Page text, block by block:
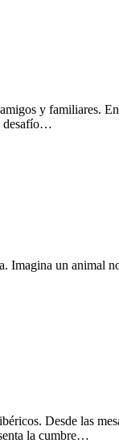
y familiares.
desafío…
Imagina un animal
Desde las
la cumbre…